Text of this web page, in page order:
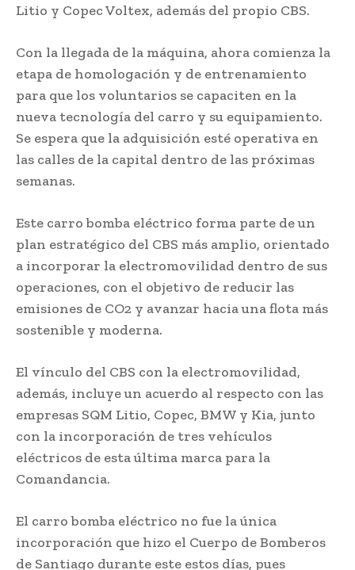
Litio y Copec Voltex, además del propio CBS.
Con la llegada de la máquina, ahora comienza la
etapa de homologación y de entrenamiento
para que los voluntarios se capaciten en la
nueva tecnología del carro y su equipamiento.
Se espera que la adquisición esté operativa en
las calles de la capital dentro de las próximas
semanas.
Este carro bomba eléctrico forma parte de un
plan estratégico del CBS más amplio, orientado
a incorporar la electromovilidad dentro de sus
operaciones, con el objetivo de reducir las
emisiones de CO2 y avanzar hacia una flota más
sostenible y moderna.
El vínculo del CBS con la electromovilidad,
además, incluye un acuerdo al respecto con las
empresas SQM Litio, Copec, BMW y Kia, junto
con la incorporación de tres vehículos
eléctricos de esta última marca para la
Comandancia.
El carro bomba eléctrico no fue la única
incorporación que hizo el Cuerpo de Bomberos
de Santiago durante este estos días, pues